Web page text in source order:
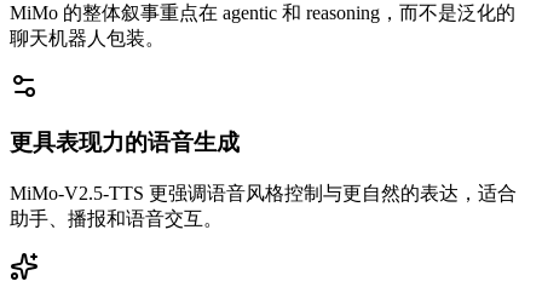
MiMo 的整体叙事重点在 agentic 和 reasoning，而不是泛化的
聊天机器人包装。
更具表现力的语音生成
MiMo-V2.5-TTS 更强调语音风格控制与更自然的表达，适合
助手、播报和语音交互。